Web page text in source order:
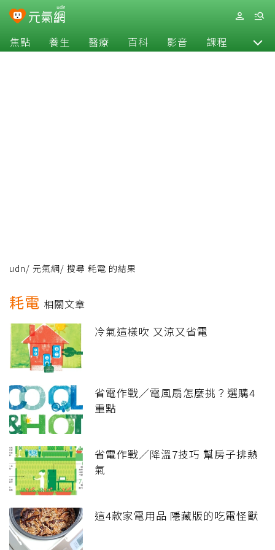
焦點 養生 醫療 百科 影音 課程 退休
udn/ 元氣網/ 搜尋 耗電 的結果
耗電 相關文章
冷氣這樣吹 又涼又省電
省電作戰／電風扇怎麼挑？選購4
重點
省電作戰／降溫7技巧 幫房子排熱
氣
這4款家電用品 隱藏版的吃電怪獸